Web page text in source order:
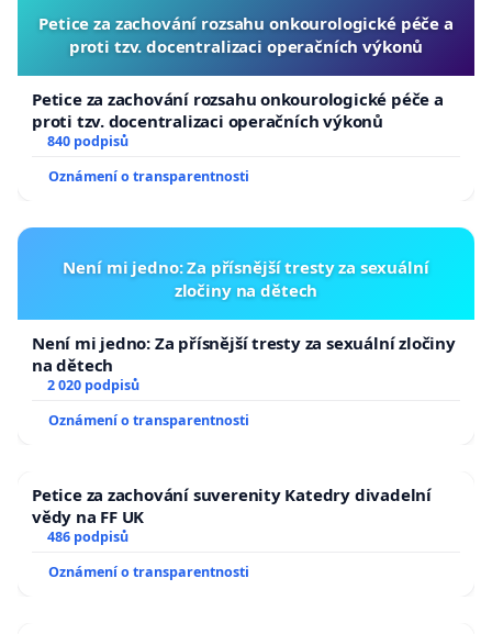
Petice za zachování rozsahu onkourologické péče a
proti tzv. docentralizaci operačních výkonů
Petice za zachování rozsahu onkourologické péče a
proti tzv. docentralizaci operačních výkonů
840 podpisů
Oznámení o transparentnosti
Není mi jedno: Za přísnější tresty za sexuální
zločiny na dětech
Není mi jedno: Za přísnější tresty za sexuální zločiny
na dětech
2 020 podpisů
Oznámení o transparentnosti
Petice za zachování suverenity Katedry divadelní
vědy na FF UK
486 podpisů
Oznámení o transparentnosti